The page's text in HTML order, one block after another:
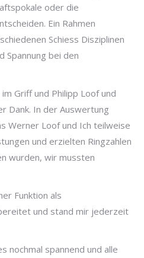
oder die
Ein Rahmen
Schiess Disziplinen
Spannung bei den
Griff und Philipp Loof und
Dank. In der Auswertung
Werner Loof und Ich teilweise
und erzielten Ringzahlen
wurden, wir mussten
Funktion als
und stand mir jederzeit
nochmal spannend und alle